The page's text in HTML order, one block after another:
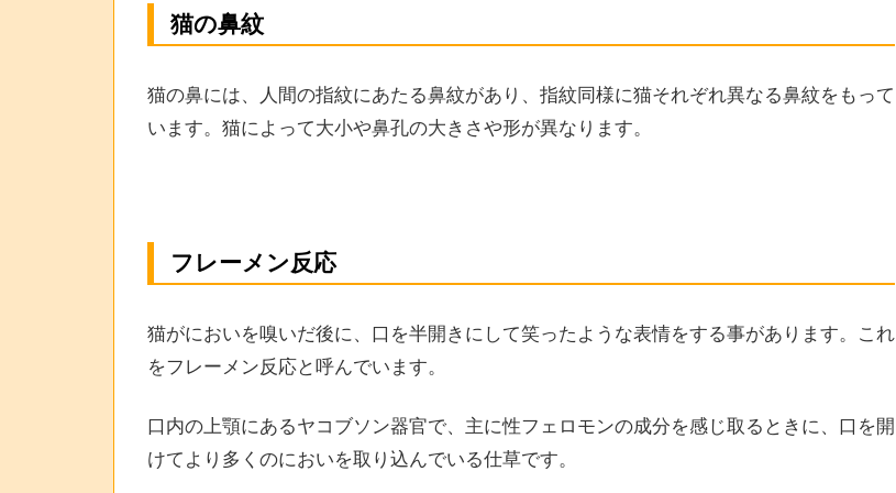
猫の鼻紋
猫の鼻には、人間の指紋にあたる鼻紋があり、指紋同様に猫それぞれ異なる鼻紋をもって
います。猫によって大小や鼻孔の大きさや形が異なります。
フレーメン反応
猫がにおいを嗅いだ後に、口を半開きにして笑ったような表情をする事があります。これ
をフレーメン反応と呼んでいます。
口内の上顎にあるヤコブソン器官で、主に性フェロモンの成分を感じ取るときに、口を開
けてより多くのにおいを取り込んでいる仕草です。